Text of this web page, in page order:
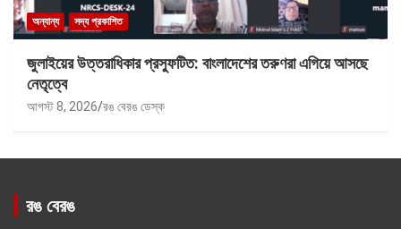
অন্যান্য সদ্য প্রকাশিত
জুলাইয়ের উত্তরাধিকার প্রস্ফুটিত: বাংলাদেশের তরুণরা এগিয়ে আসছে
নেতৃত্বে
আগস্ট 8, 2026 রঙ বেরঙ ডেস্ক
রঙ বেরঙ